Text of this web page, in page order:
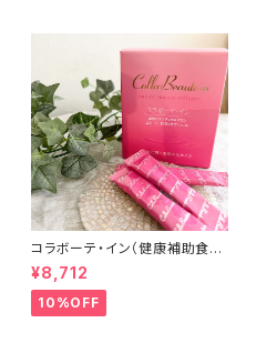
コラボーテ・イン（健康補助食
品・サプリメント）2g × 30包
¥8,712
10%OFF